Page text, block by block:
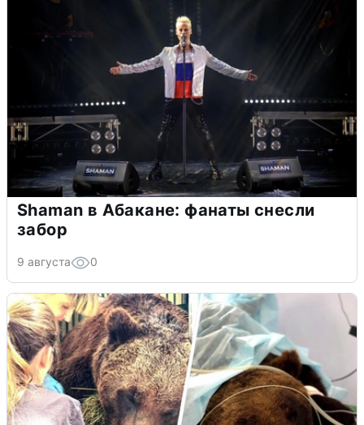
Shaman в Абакане: фанаты снесли
забор
9 августа 0